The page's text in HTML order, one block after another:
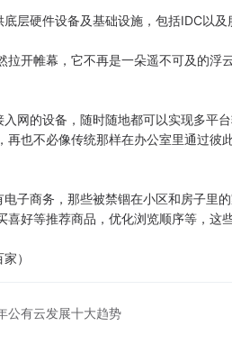
硬件设备及基础设施，包括IDC以及
拉开帷幕，它不再是一朵遥不可及的浮
网的设备，随时随地都可以实现多平
再也不必像传统那样在办公室里通过彼
子商务，那些被禁锢在小区和房子里
喜好等推荐商品，优化浏览顺序等，这
）
公有云发展十大趋势